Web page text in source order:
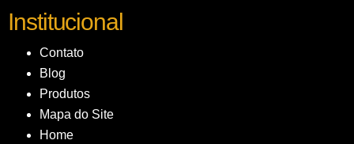
Institucional
Contato
Blog
Produtos
Mapa do Site
Home